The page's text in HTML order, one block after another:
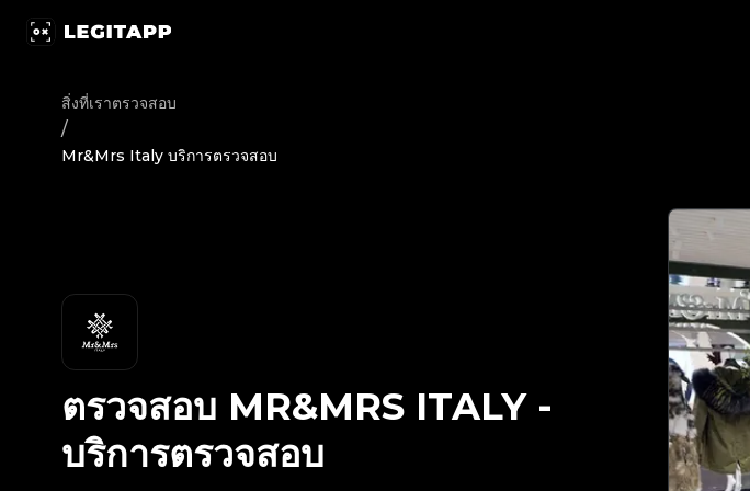
สิ่งที่เราตรวจสอบ
/
Mr&Mrs Italy บริการตรวจสอบ
ตรวจสอบ MR&MRS ITALY-
บริการตรวจสอบ